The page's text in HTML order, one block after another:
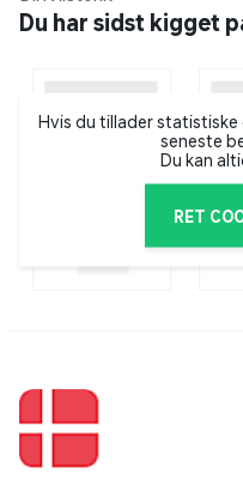
Huset leveres med en
farvevarianter: alu/sort
Juliana Compact er
så man får en næsten
anbefales det at
Juliana drivhussokkel,
højde for det i
Du har sidst kigget
Hvis du tillader statistiske
seneste
Du kan
RET